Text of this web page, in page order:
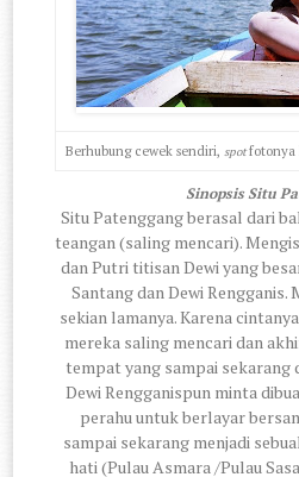
Berhubung cewek sendiri, spotfotonya
Sinopsis Situ
Situ Patenggang berasal dari
teangan (saling mencari).
dan Putri titisan Dewi yang
Santang dan Dewi
sekian lamanya. Karena
mereka saling mencari dan
tempat yang sampai sekarang
Dewi Rengganispun minta
perahu untuk berlayar
sampai sekarang menjadi
hati (Pulau Asmara /Pulau